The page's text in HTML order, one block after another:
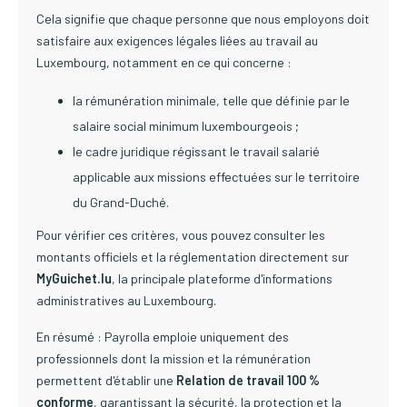
Cela signifie que chaque personne que nous employons doit
satisfaire aux exigences légales liées au travail au
Luxembourg, notamment en ce qui concerne :
la rémunération minimale, telle que définie par le
salaire social minimum luxembourgeois ;
le cadre juridique régissant le travail salarié
applicable aux missions effectuées sur le territoire
du Grand-Duché.
Pour vérifier ces critères, vous pouvez consulter les
montants officiels et la réglementation directement sur
MyGuichet.lu, la principale plateforme d'informations
administratives au Luxembourg.
En résumé : Payrolla emploie uniquement des
professionnels dont la mission et la rémunération
permettent d'établir une Relation de travail 100 %
conforme, garantissant la sécurité, la protection et la